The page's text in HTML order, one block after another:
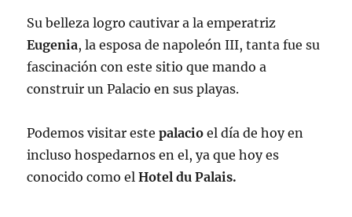
Su belleza logro cautivar a la emperatriz
Eugenia, la esposa de napoleón III, tanta fue su
fascinación con este sitio que mando a
construir un Palacio en sus playas.
Podemos visitar estepalacio el día de hoy en
incluso hospedarnos en el, ya que hoy es
conocido como elHotel du Palais.